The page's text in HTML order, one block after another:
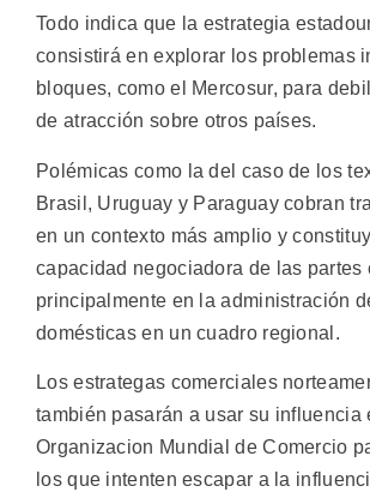
Todo indica que la estrategia
consistirá en explorar los problemas
bloques, como el Mercosur, para
de atracción sobre otros países.
Polémicas como la del caso de los
Brasil, Uruguay y Paraguay cobran
en un contexto más amplio y
capacidad negociadora de las partes
principalmente en la administración
domésticas en un cuadro regional.
Los estrategas comerciales
también pasarán a usar su influencia
Organizacion Mundial de Comercio
los que intenten escapar a la